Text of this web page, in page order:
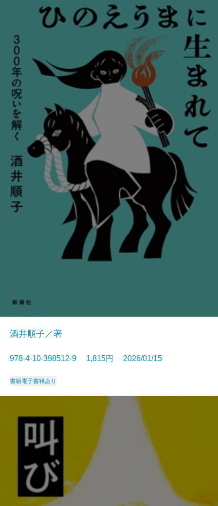
酒井順子／著
978-4-10-398512-9 1,815円 2026/01/15
書籍電子書籍あり